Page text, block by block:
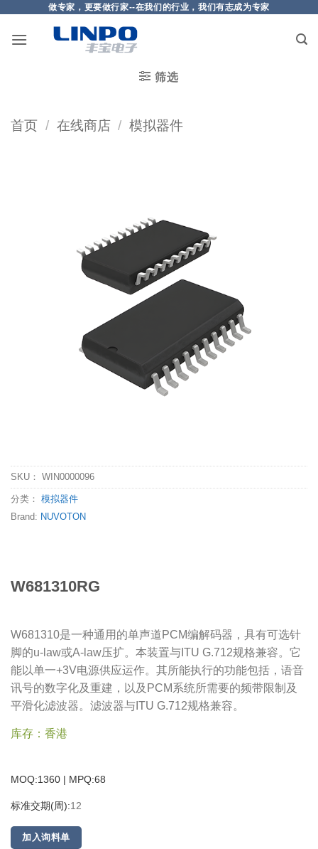
做专家，更要做行家--在我们的行业，我们有志成为专家
筛选
首页 / 在线商店 / 模拟器件
SKU： WIN0000096
分类： 模拟器件
Brand: NUVOTON
W681310RG
W681310是一种通用的单声道PCM编解码器，具有可选针
脚的u-law或A-law压扩。本装置与ITU G.712规格兼容。它
能以单一+3V电源供应运作。其所能执行的功能包括，语音
讯号的数字化及重建，以及PCM系统所需要的频带限制及
平滑化滤波器。滤波器与ITU G.712规格兼容。
库存：香港
MOQ:1360 | MPQ:68
标准交期(周):12
加入询料单